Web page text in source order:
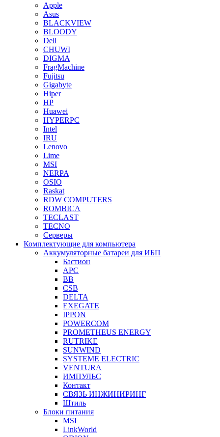
Apple
Asus
BLACKVIEW
BLOODY
Dell
CHUWI
DIGMA
FragMachine
Fujitsu
Gigabyte
Hiper
HP
Huawei
HYPERPC
Intel
IRU
Lenovo
Lime
MSI
NERPA
OSIO
Raskat
RDW COMPUTERS
ROMBICA
TECLAST
TECNO
Серверы
Комплектующие для компьютера
Аккумуляторные батареи для ИБП
Бастион
APC
BB
CSB
DELTA
EXEGATE
IPPON
POWERCOM
PROMETHEUS ENERGY
RUTRIKE
SUNWIND
SYSTEME ELECTRIC
VENTURA
ИМПУЛЬС
Контакт
СВЯЗЬ ИНЖИНИРИНГ
Штиль
Блоки питания
MSI
LinkWorld